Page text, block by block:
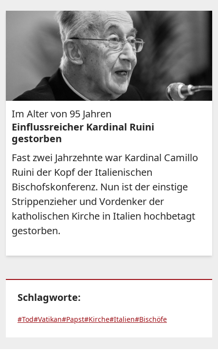
Im Alter von 95 Jahren
Einflussreicher Kardinal Ruini
gestorben
Fast zwei Jahrzehnte war Kardinal Camillo
Ruini der Kopf der Italienischen
Bischofskonferenz. Nun ist der einstige
Strippenzieher und Vordenker der
katholischen Kirche in Italien hochbetagt
gestorben.
Schlagworte:
#Tod#Vatikan#Papst#Kirche#Italien#Bischöfe